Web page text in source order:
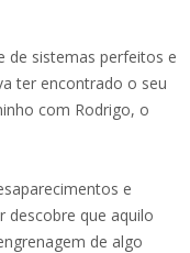
de sistemas perfeitos e
ter encontrado o seu
com Rodrigo, o
e
descobre que aquilo
de algo